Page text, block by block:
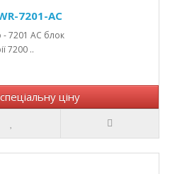
7201-AC
- 7201 AC блок
7200 ..
ціну